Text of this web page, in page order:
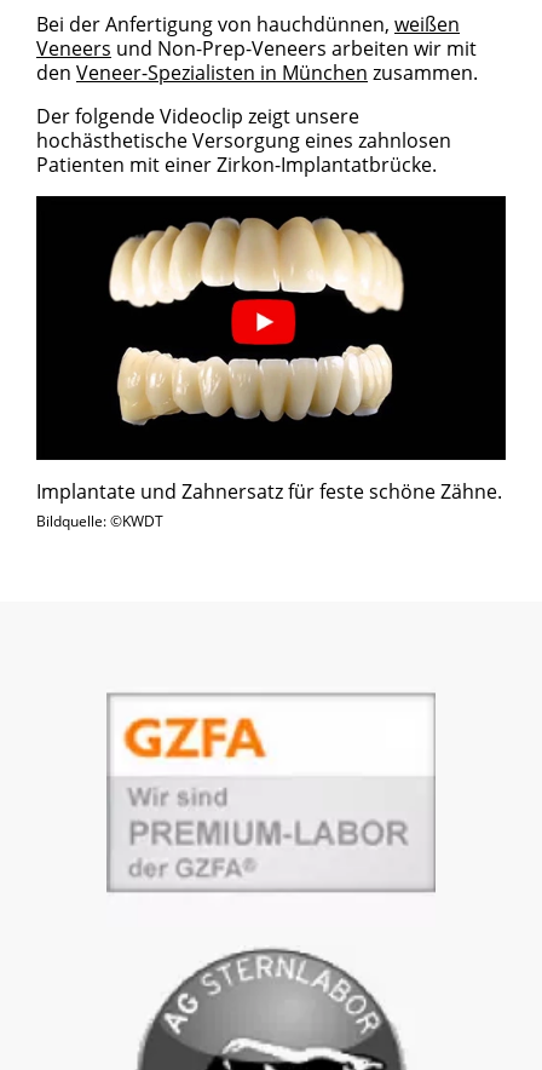
Bei der Anfertigung von hauchdünnen, weißen
Veneers und Non-Prep-Veneers arbeiten wir mit
den Veneer-Spezialisten in München zusammen.
Der folgende Videoclip zeigt unsere
hochästhetische Versorgung eines zahnlosen
Patienten mit einer Zirkon-Implantatbrücke.
Implantate und Zahnersatz für feste schöne Zähne.
Bildquelle: ©KWDT